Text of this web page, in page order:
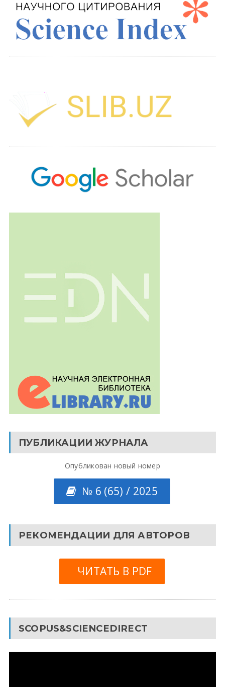
ПУБЛИКАЦИИ ЖУРНАЛА
Опубликован новый номер
№ 6 (65) / 2025
РЕКОМЕНДАЦИИ ДЛЯ АВТОРОВ
ЧИТАТЬ В PDF
SCOPUS&SCIENCEDIRECT